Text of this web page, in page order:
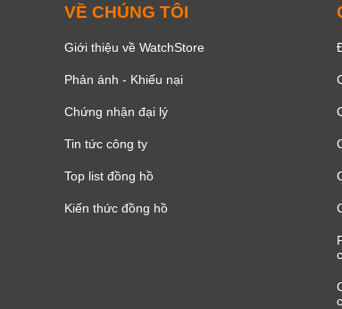
VỀ CHÚNG TÔI
Giới thiệu về WatchStore
Phản ánh - Khiếu nại
Chứng nhận đại lý
Tin tức công ty
Top list đồng hồ
Kiến thức đồng hồ